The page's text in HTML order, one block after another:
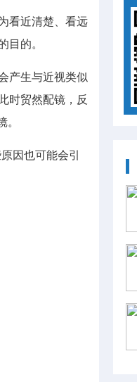
看近清楚、看远
目的。
产生与近视类似
时贸然配镜，反
因也可能会引